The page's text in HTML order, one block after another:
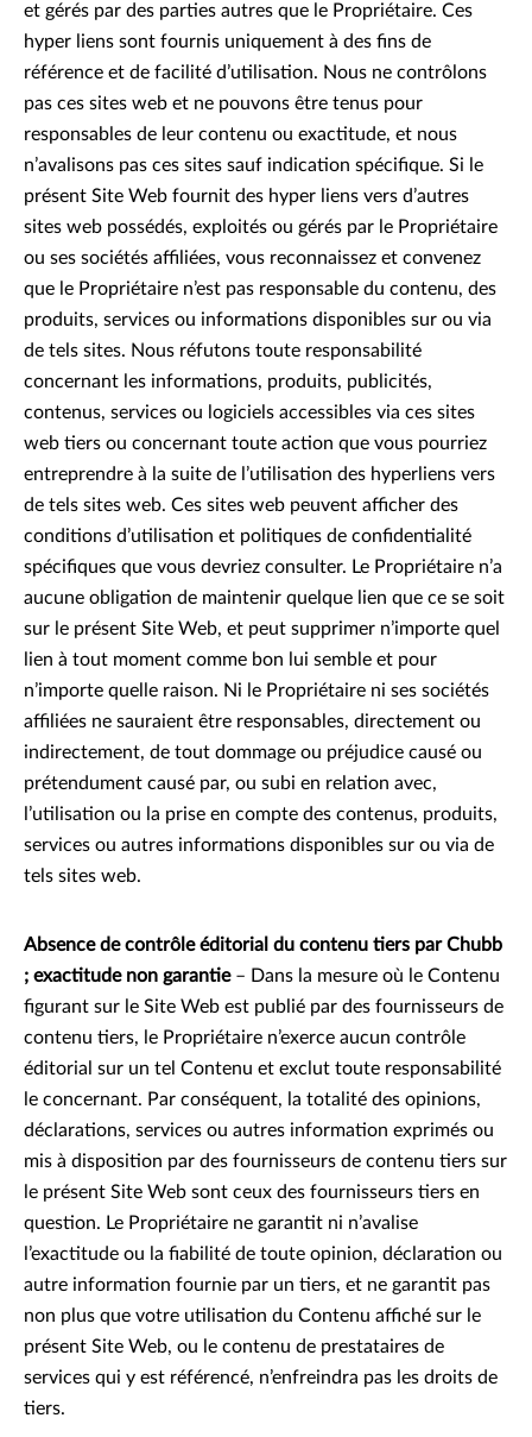
et gérés par des parties autres que le Propriétaire. Ces
hyper liens sont fournis uniquement à des fins de
référence et de facilité d’utilisation. Nous ne contrôlons
pas ces sites web et ne pouvons être tenus pour
responsables de leur contenu ou exactitude, et nous
n’avalisons pas ces sites sauf indication spécifique. Si le
présent Site Web fournit des hyper liens vers d’autres
sites web possédés, exploités ou gérés par le Propriétaire
ou ses sociétés affiliées, vous reconnaissez et convenez
que le Propriétaire n’est pas responsable du contenu, des
produits, services ou informations disponibles sur ou via
de tels sites. Nous réfutons toute responsabilité
concernant les informations, produits, publicités,
contenus, services ou logiciels accessibles via ces sites
web tiers ou concernant toute action que vous pourriez
entreprendre à la suite de l’utilisation des hyperliens vers
de tels sites web. Ces sites web peuvent afficher des
conditions d’utilisation et politiques de confidentialité
spécifiques que vous devriez consulter. Le Propriétaire n’a
aucune obligation de maintenir quelque lien que ce se soit
sur le présent Site Web, et peut supprimer n’importe quel
lien à tout moment comme bon lui semble et pour
n’importe quelle raison. Ni le Propriétaire ni ses sociétés
affiliées ne sauraient être responsables, directement ou
indirectement, de tout dommage ou préjudice causé ou
prétendument causé par, ou subi en relation avec,
l’utilisation ou la prise en compte des contenus, produits,
services ou autres informations disponibles sur ou via de
tels sites web.
Absence de contrôle éditorial du contenu tiers par Chubb
; exactitude non garantie – Dans la mesure où le Contenu
figurant sur le Site Web est publié par des fournisseurs de
contenu tiers, le Propriétaire n’exerce aucun contrôle
éditorial sur un tel Contenu et exclut toute responsabilité
le concernant. Par conséquent, la totalité des opinions,
déclarations, services ou autres information exprimés ou
mis à disposition par des fournisseurs de contenu tiers sur
le présent Site Web sont ceux des fournisseurs tiers en
question. Le Propriétaire ne garantit ni n’avalise
l’exactitude ou la fiabilité de toute opinion, déclaration ou
autre information fournie par un tiers, et ne garantit pas
non plus que votre utilisation du Contenu affiché sur le
présent Site Web, ou le contenu de prestataires de
services qui y est référencé, n’enfreindra pas les droits de
tiers.